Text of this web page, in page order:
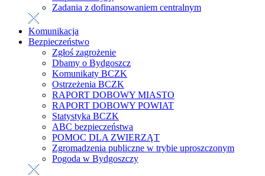
Zadania z dofinansowaniem centralnym
Komunikacja
Bezpieczeństwo
Zgłoś zagrożenie
Dbamy o Bydgoszcz
Komunikaty BCZK
Ostrzeżenia BCZK
RAPORT DOBOWY MIASTO
RAPORT DOBOWY POWIAT
Statystyka BCZK
ABC bezpieczeństwa
POMOC DLA ZWIERZĄT
Zgromadzenia publiczne w trybie uproszczonym
Pogoda w Bydgoszczy